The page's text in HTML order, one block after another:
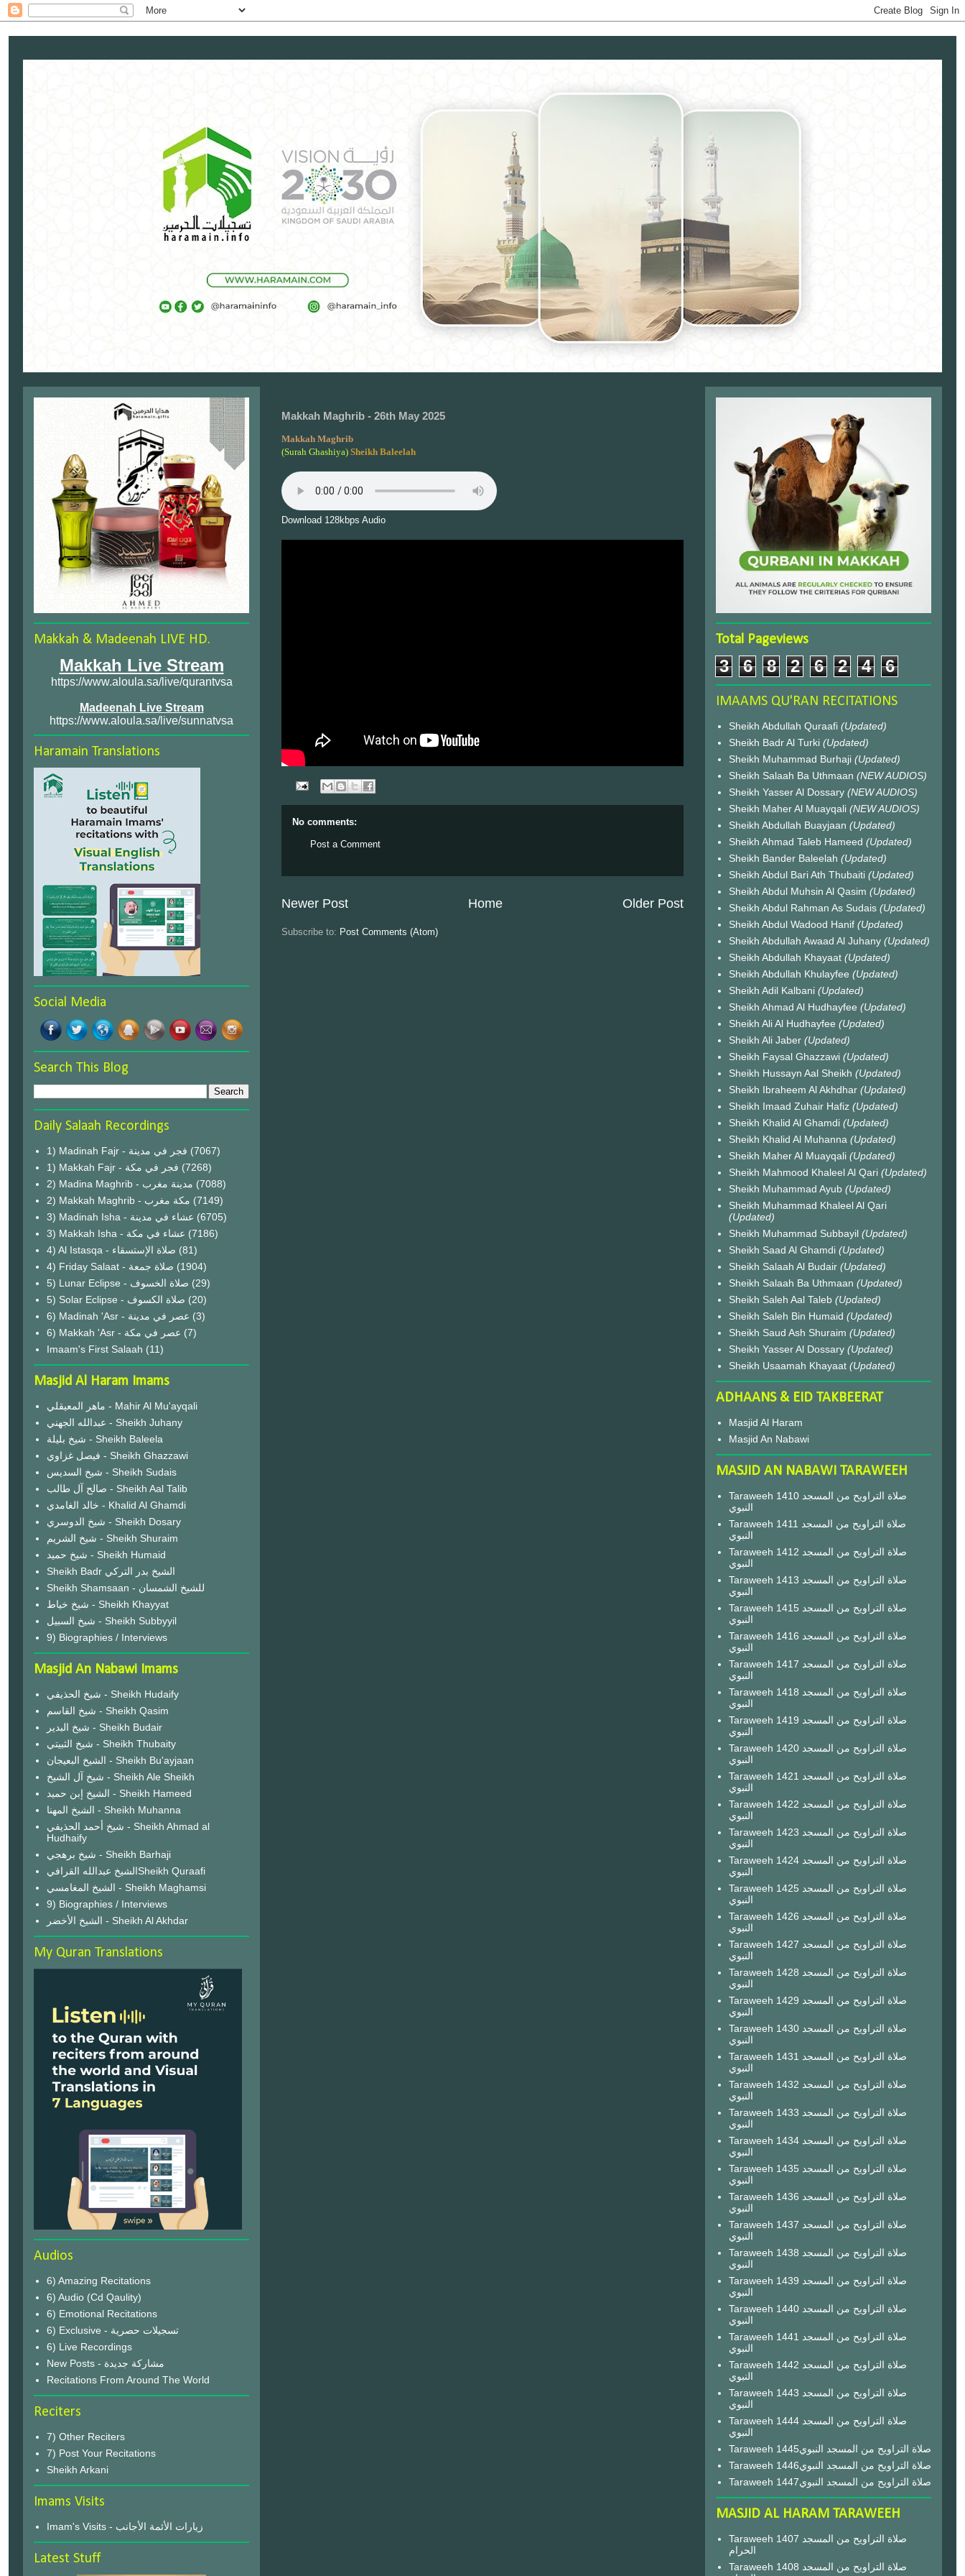
Makkah Maghrib - 26th May 2025
Makkah Maghrib
(Surah Ghashiya) Sheikh Baleelah
Download 128kbps Audio
No comments:
Post a Comment
Newer Post Older Post
Home
Subscribe to: Post Comments (Atom)
Makkah & Madeenah LIVE HD.
Makkah Live Stream
https://www.aloula.sa/live/qurantvsa
Madeenah Live Stream
https://www.aloula.sa/live/sunnatvsa
Haramain Translations
Social Media
Search This Blog
Daily Salaah Recordings
1) Madinah Fajr - فجر في مدينة (7067)
1) Makkah Fajr - فجر في مكة (7268)
2) Madina Maghrib - مدينة مغرب (7088)
2) Makkah Maghrib - مكة مغرب (7149)
3) Madinah Isha - عشاء في مدينة (6705)
3) Makkah Isha - عشاء في مكة (7186)
4) Al Istasqa - صلاة الإستسقاء (81)
4) Friday Salaat - صلاة جمعة (1904)
5) Lunar Eclipse - صلاة الخسوف (29)
(20)
6) Madinah 'Asr - عصر في مدينة (3)
6) Makkah 'Asr - عصر في مكة (7)
Imaam's First Salaah (11)
Masjid Al Haram Imams
ماهر المعيقلي - Mahir Al Mu'ayqali
عبدالله الجهني - Sheikh Juhany
شيخ بليلة - Sheikh Baleela
فيصل غزاوي - Sheikh Ghazzawi
شيخ السديس - Sheikh Sudais
صالح آل طالب - Sheikh Aal Talib
خالد الغامدي - Khalid Al Ghamdi
شيخ الدوسري - Sheikh Dosary
شيخ الشريم - Sheikh Shuraim
شيخ حميد - Sheikh Humaid
Sheikh Badr الشيخ بدر التركي
Sheikh Shamsaan - للشيخ الشمسان
شيخ خياط - Sheikh Khayyat
شيخ السبيل - Sheikh Subbyyil
9) Biographies / Interviews
Masjid An Nabawi Imams
شيخ الحذيفي - Sheikh Hudaify
شيخ القاسم - Sheikh Qasim
شيخ البدير - Sheikh Budair
شيخ الثبيتي - Sheikh Thubaity
الشيخ البعيجان - Sheikh Bu'ayjaan
شيخ آل الشيخ - Sheikh Ale Sheikh
الشيخ إبن حميد - Sheikh Hameed
الشيخ المهنا - Sheikh Muhanna
شيخ أحمد الحذيفي - Sheikh Ahmad al
Hudhaify
شيخ برهجي - Sheikh Barhaji
الشيخ عبدالله القرافيSheikh Quraafi
الشيخ المغامسي - Sheikh Maghamsi
9) Biographies / Interviews
الشيخ الأخضر - Sheikh Al Akhdar
My Quran Translations
Audios
6) Amazing Recitations
6) Audio (Cd Qaulity)
6) Emotional Recitations
6) Exclusive - تسجيلات حصرية
6) Live Recordings
New Posts - مشاركة جديدة
Recitations From Around The World
Reciters
7) Other Reciters
7) Post Your Recitations
Sheikh Arkani
Imams Visits
Imam's Visits - زيارات الأئمة الأجانب
Latest Stuff
Total Pageviews
3 6 8 2 6 2 4 6
IMAAMS QU'RAN RECITATIONS
Sheikh Abdullah Quraafi (Updated)
Sheikh Badr Al Turki (Updated)
Sheikh Muhammad Burhaji (Updated)
Sheikh Salaah Ba Uthmaan (NEW AUDIOS)
Sheikh Yasser Al Dossary (NEW AUDIOS)
Sheikh Maher Al Muayqali (NEW AUDIOS)
Sheikh Abdullah Buayjaan (Updated)
Sheikh Ahmad Taleb Hameed (Updated)
Sheikh Bander Baleelah (Updated)
Sheikh Abdul Bari Ath Thubaiti (Updated)
Sheikh Abdul Muhsin Al Qasim (Updated)
Sheikh Abdul Rahman As Sudais (Updated)
Sheikh Abdul Wadood Hanif (Updated)
Sheikh Abdullah Awaad Al Juhany (Updated)
Sheikh Abdullah Khayaat (Updated)
Sheikh Abdullah Khulayfee (Updated)
Sheikh Adil Kalbani (Updated)
Sheikh Ahmad Al Hudhayfee (Updated)
Sheikh Ali Al Hudhayfee (Updated)
Sheikh Ali Jaber (Updated)
Sheikh Faysal Ghazzawi (Updated)
Sheikh Hussayn Aal Sheikh (Updated)
Sheikh Ibraheem Al Akhdhar (Updated)
Sheikh Imaad Zuhair Hafiz (Updated)
Sheikh Khalid Al Ghamdi (Updated)
Sheikh Khalid Al Muhanna (Updated)
Sheikh Maher Al Muayqali (Updated)
Sheikh Mahmood Khaleel Al Qari (Updated)
Sheikh Muhammad Ayub (Updated)
Sheikh Muhammad Khaleel Al Qari
(Updated)
Sheikh Muhammad Subbayil (Updated)
Sheikh Saad Al Ghamdi (Updated)
Sheikh Salaah Al Budair (Updated)
Sheikh Salaah Ba Uthmaan (Updated)
Sheikh Saleh Aal Taleb (Updated)
Sheikh Saleh Bin Humaid (Updated)
Sheikh Saud Ash Shuraim (Updated)
Sheikh Yasser Al Dossary (Updated)
Sheikh Usaamah Khayaat (Updated)
ADHAANS & EID TAKBEERAT
Masjid Al Haram
Masjid An Nabawi
MASJID AN NABAWI TARAWEEH
Taraweeh 1410 صلاة التراويح من المسجد
النبوي
Taraweeh 1411 صلاة التراويح من المسجد
النبوي
Taraweeh 1412 صلاة التراويح من المسجد
النبوي
Taraweeh 1413 صلاة التراويح من المسجد
النبوي
Taraweeh 1415 صلاة التراويح من المسجد
النبوي
Taraweeh 1416 صلاة التراويح من المسجد
النبوي
Taraweeh 1417 صلاة التراويح من المسجد
النبوي
Taraweeh 1418 صلاة التراويح من المسجد
النبوي
Taraweeh 1419 صلاة التراويح من المسجد
النبوي
Taraweeh 1420 صلاة التراويح من المسجد
النبوي
Taraweeh 1421 صلاة التراويح من المسجد
النبوي
Taraweeh 1422 صلاة التراويح من المسجد
النبوي
Taraweeh 1423 صلاة التراويح من المسجد
النبوي
Taraweeh 1424 صلاة التراويح من المسجد
النبوي
Taraweeh 1425 صلاة التراويح من المسجد
النبوي
Taraweeh 1426 صلاة التراويح من المسجد
النبوي
Taraweeh 1427 صلاة التراويح من المسجد
النبوي
Taraweeh 1428 صلاة التراويح من المسجد
النبوي
Taraweeh 1429 صلاة التراويح من المسجد
النبوي
Taraweeh 1430 صلاة التراويح من المسجد
النبوي
Taraweeh 1431 صلاة التراويح من المسجد
النبوي
Taraweeh 1432 صلاة التراويح من المسجد
النبوي
Taraweeh 1433 صلاة التراويح من المسجد
النبوي
Taraweeh 1434 صلاة التراويح من المسجد
النبوي
Taraweeh 1435 صلاة التراويح من المسجد
النبوي
Taraweeh 1436 صلاة التراويح من المسجد
النبوي
Taraweeh 1437 صلاة التراويح من المسجد
النبوي
Taraweeh 1438 صلاة التراويح من المسجد
النبوي
Taraweeh 1439 صلاة التراويح من المسجد
النبوي
Taraweeh 1440 صلاة التراويح من المسجد
النبوي
Taraweeh 1441 صلاة التراويح من المسجد
النبوي
Taraweeh 1442 صلاة التراويح من المسجد
النبوي
Taraweeh 1443 صلاة التراويح من المسجد
النبوي
Taraweeh 1444 صلاة التراويح من المسجد
النبوي
Taraweeh 1445صلاة التراويح من المسجد النبوي
Taraweeh 1446صلاة التراويح من المسجد النبوي
Taraweeh 1447صلاة التراويح من المسجد النبوي
MASJID AL HARAM TARAWEEH
Taraweeh 1407 صلاة التراويح من المسجد
الحرام
Taraweeh 1408 صلاة التراويح من المسجد